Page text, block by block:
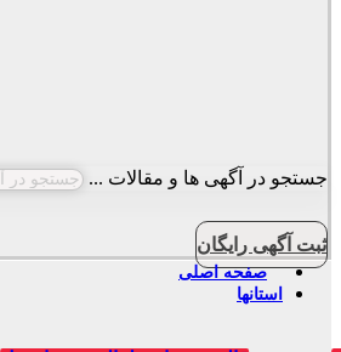
جستجو در آگهی ها و مقالات ...
ثبت آگهی رایگان
صفحه اصلی
استانها